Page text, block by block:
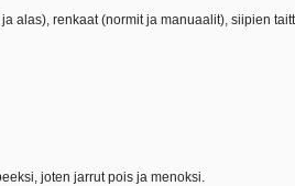
alas), renkaat (normit ja manuaalit), siipien
joten jarrut pois ja menoksi.